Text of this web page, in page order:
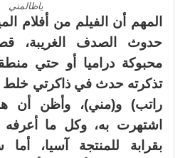
ياظالمني
المهم أن الفيلم من أفلام
حدوث الصدف الغريبة،
محبوكة دراميا أو حتي
تذكرته حدث في ذاكرتي خلط
راتب) و(مني)، وأظن أن
اشتهرت به، وكل ما أعرفه
بقرابة للمنتجة آسيا،